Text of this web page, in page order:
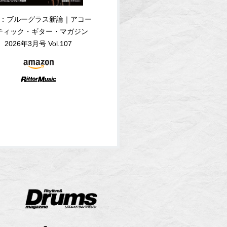
ブルーグラス新論｜アコー
ィック・ギター・マガジン
2026年3月号 Vol.107